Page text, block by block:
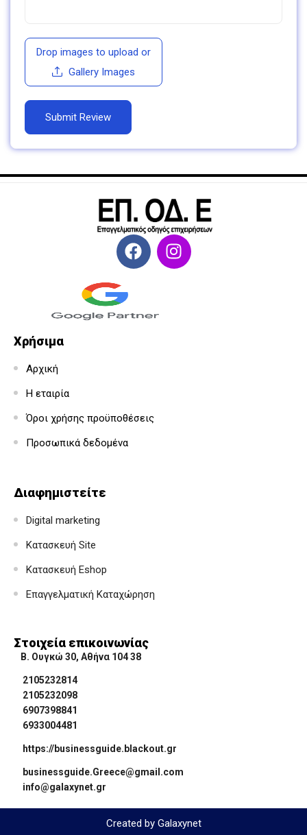
Drop images to upload or
Gallery Images
Χρήσιμα
Αρχική
Η εταιρία
Όροι χρήσης προϋποθέσεις
Προσωπικά δεδομένα
Διαφημιστείτε
Digital marketing
Κατασκευή Site
Κατασκευή Eshop
Επαγγελματική Καταχώρηση
Στοιχεία επικοινωνίας
Β. Ουγκώ 30, Αθήνα 104 38
2105232814
2105232098
6907398841
6933004481
https://businessguide.blackout.gr
businessguide.Greece@gmail.com
info@galaxynet.gr
Created by Galaxynet